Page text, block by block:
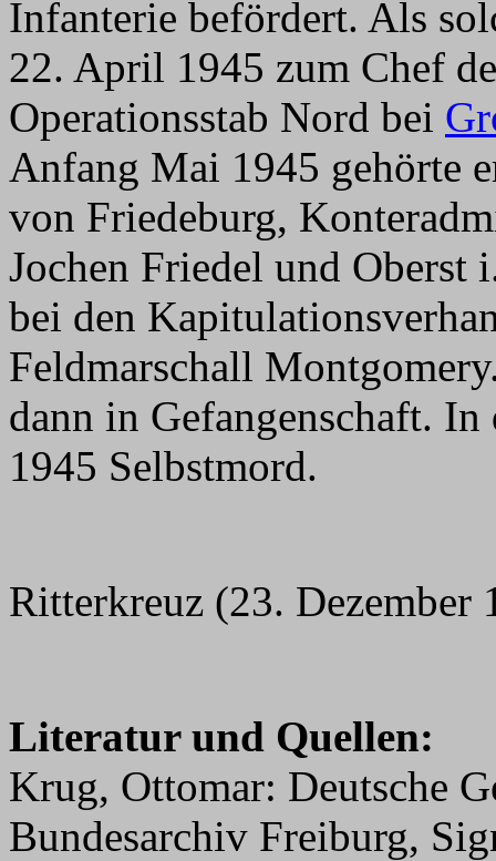
Infanterie befördert. Als
22. April 1945 zum Chef
Operationsstab Nord bei
Anfang Mai 1945 gehörte
von Friedeburg,
Jochen Friedel und
bei den
Feldmarschall
dann in Gefangenschaft.
1945 Selbstmord.
Ritterkreuz (23. Dezember
Literatur und Quellen:
Krug, Ottomar: Deutsche
Bundesarchiv Freiburg,